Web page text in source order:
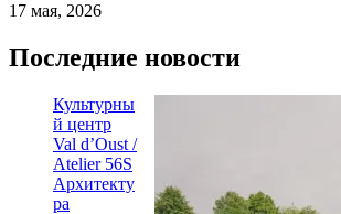
17 мая, 2026
Последние новости
Культурны
й центр
Val d’Oust /
Atelier 56S
Архитекту
ра